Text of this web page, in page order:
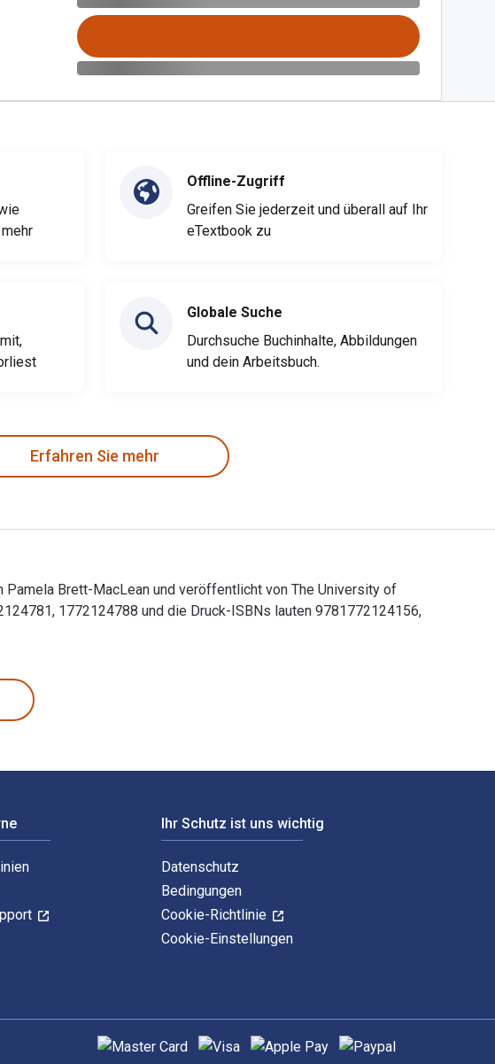
Offline-Zugriff
Greifen Sie jederzeit und überall auf Ihr
eTextbook zu
Globale Suche
Durchsuche Buchinhalte, Abbildungen
und dein Arbeitsbuch.
Erfahren Sie mehr
Brett-MacLean und veröffentlicht von The University of
1772124788 und die Druck-ISBNs lauten 9781772124156,
Ihr Schutz ist uns wichtig
Datenschutz
Bedingungen
Cookie-Richtlinie
Cookie-Einstellungen
Unterstützte Zahlungsmethoden